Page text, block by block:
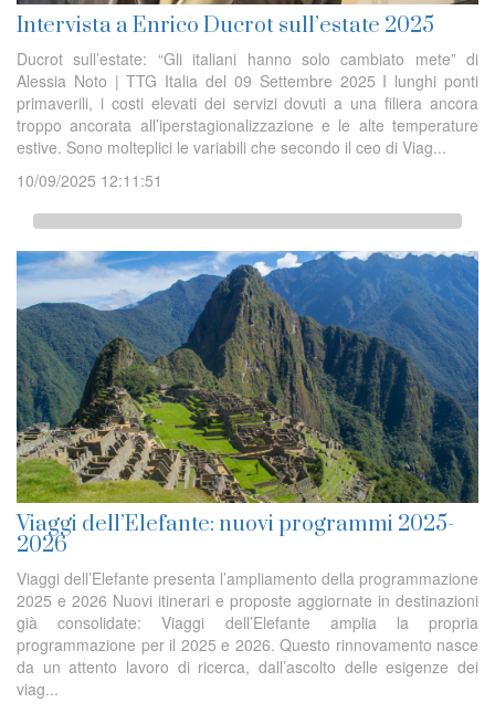
Intervista a Enrico Ducrot sull’estate 2025
Ducrot sull’estate: “Gli italiani hanno solo cambiato mete” di
Alessia Noto | TTG Italia del 09 Settembre 2025 I lunghi ponti
primaverili, i costi elevati dei servizi dovuti a una filiera ancora
troppo ancorata all’iperstagionalizzazione e le alte temperature
estive. Sono molteplici le variabili che secondo il ceo di Viag...
10/09/2025 12:11:51
Viaggi dell’Elefante: nuovi programmi 2025-
2026
Viaggi dell’Elefante presenta l’ampliamento della programmazione
2025 e 2026 Nuovi itinerari e proposte aggiornate in destinazioni
già consolidate: Viaggi dell’Elefante amplia la propria
programmazione per il 2025 e 2026. Questo rinnovamento nasce
da un attento lavoro di ricerca, dall’ascolto delle esigenze dei
viag...